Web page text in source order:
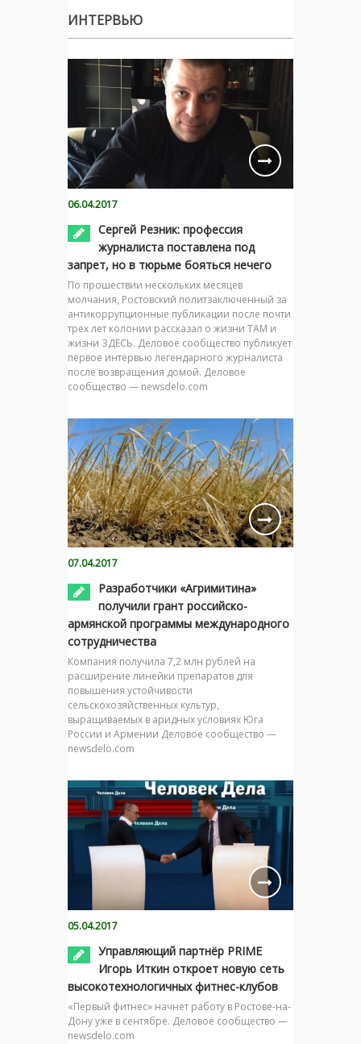
ИНТЕРВЬЮ
06.04.2017
Сергей Резник: профессия
журналиста поставлена под
запрет, но в тюрьме бояться нечего
По прошествии нескольких месяцев
молчания, Ростовский политзаключенный за
антикоррупционные публикации после почти
трех лет колонии рассказал о жизни ТАМ и
жизни ЗДЕСЬ. Деловое сообщество публикует
первое интервью легендарного журналиста
после возвращения домой. Деловое
сообщество — newsdelo.com
07.04.2017
Разработчики «Агримитина»
получили грант российско-
армянской программы международного
сотрудничества
Компания получила 7,2 млн рублей на
расширение линейки препаратов для
повышения устойчивости
сельскохозяйственных культур,
выращиваемых в аридных условиях Юга
России и Армении Деловое сообщество —
newsdelo.com
05.04.2017
Управляющий партнёр PRIME
Игорь Иткин откроет новую сеть
высокотехнологичных фитнес-клубов
«Первый фитнес» начнет работу в Ростове-на-
Дону уже в сентябре. Деловое сообщество —
newsdelo.com